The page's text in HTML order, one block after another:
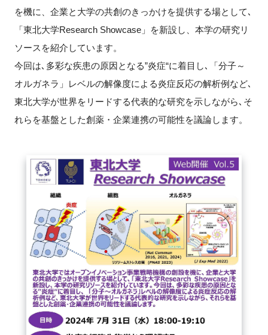
ニュース・掲示板
LINK-Jを知る
特別会員
施設・アクセス
イベントお知らせメール登録
を機に、企業と大学の共創のきっかけを提供する場として､
「東北大学Research Showcase」を新設し、本学の研究リ
ソースを紹介しています。
今回は､多彩な疾患の原因となる”炎症“に着目し､「分子～
オルガネラ」レベルの解像度による炎症反応の解析例など､
東北大学が世界をリードする代表的な研究を示しながら､そ
れらを基盤とした創薬・企業連携の可能性を議論します。